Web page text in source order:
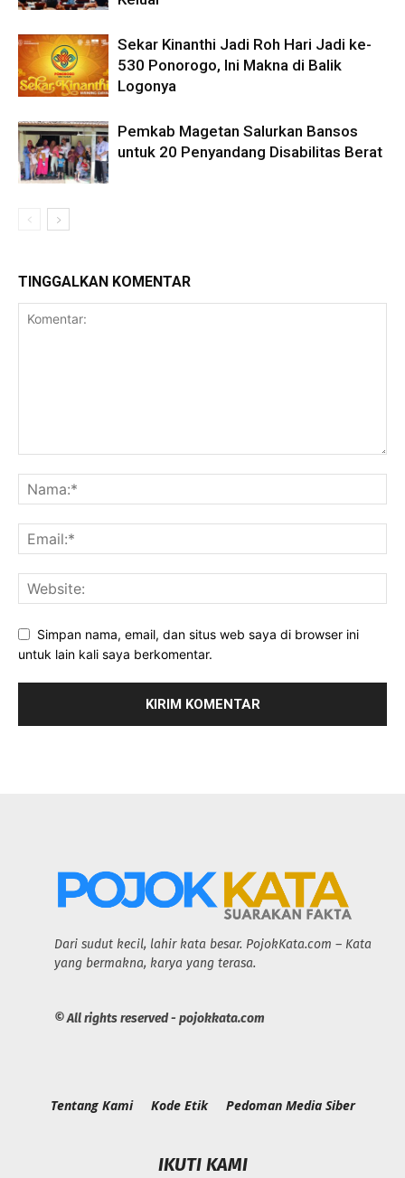
Sekar Kinanthi Jadi Roh Hari Jadi ke-
530 Ponorogo, Ini Makna di Balik
Logonya
Pemkab Magetan Salurkan Bansos
untuk 20 Penyandang Disabilitas Berat
TINGGALKAN KOMENTAR
Simpan nama, email, dan situs web saya di browser ini
untuk lain kali saya berkomentar.
Dari sudut kecil, lahir kata besar. PojokKata.com – Kata
yang bermakna, karya yang terasa.
© All rights reserved - pojokkata.com
Tentang Kami Kode Etik Pedoman Media Siber
IKUTI KAMI